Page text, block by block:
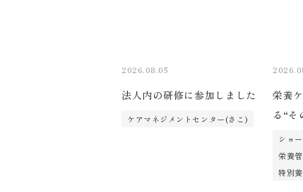
2026.08.05
法人内の研修に参加しました
ケアマネジメントセンター(さこ)
栄養
る“そ
ショ
栄養
特別